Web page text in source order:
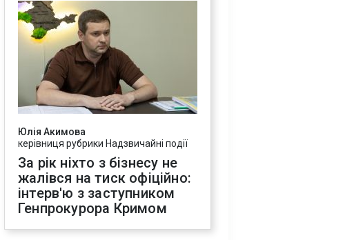
Юлія Акимова
керівниця рубрики Надзвичайні події
За рік ніхто з бізнесу не
жалівся на тиск офіційно:
інтерв'ю з заступником
Генпрокурора Кримом